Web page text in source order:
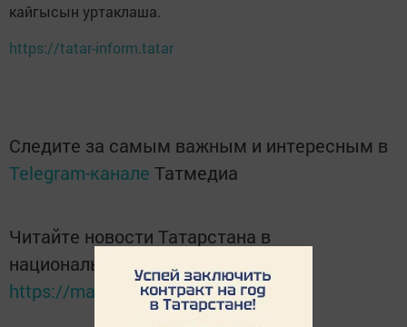
кайгысын уртаклаша.
https://tatar-inform.tatar
Следите за самым важным и интересным в
Telegram-канале Татмедиа
Читайте новости Татарстана в
национальном мессенджере MАХ:
https://max.ru/tatmedia